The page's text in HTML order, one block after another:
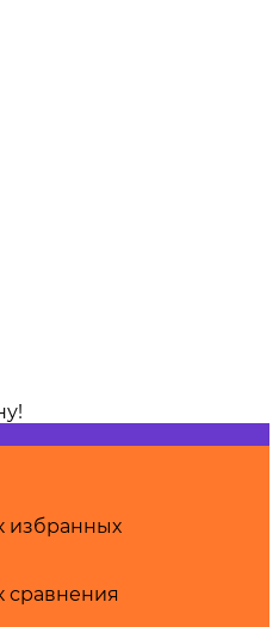
избранных
сравнения